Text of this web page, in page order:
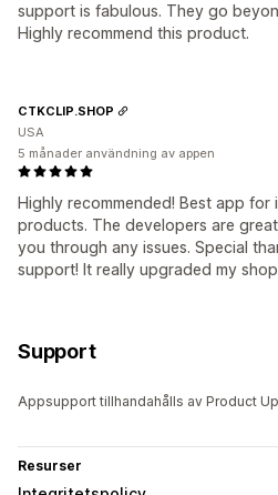
support is fabulous. They go
Highly recommend this product.
Highly recommended! Best app for
products. The developers are
you through any issues. Special
support! It really upgraded my shop
CTKCLIP.SHOP
USA
5 månader användning av appen
Support
Appsupport tillhandahålls av Product
Resurser